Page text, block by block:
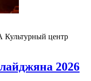
Культурный центр
2026